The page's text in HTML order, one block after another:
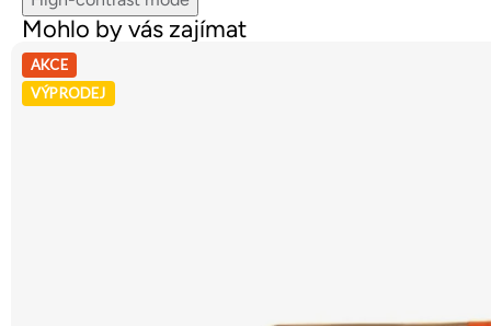
Mohlo by vás zajímat
AKCE
VÝPRODEJ